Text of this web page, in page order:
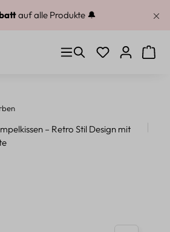
auf alle Produkte 🔔
Du hast 0